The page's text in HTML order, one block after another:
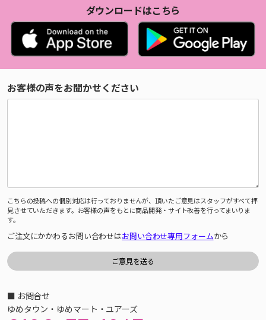
ダウンロードはこちら
お客様の声をお聞かせください
こちらの投稿への個別対応は行っておりませんが、頂いたご意見はスタッフがすべて拝
見させていただきます。お客様の声をもとに商品開発・サイト改善を行ってまいりま
す。
ご注文にかかわるお問い合わせはお問い合わせ専用フォームから
■ お問合せ
ゆめタウン・ゆめマート・ユアーズ